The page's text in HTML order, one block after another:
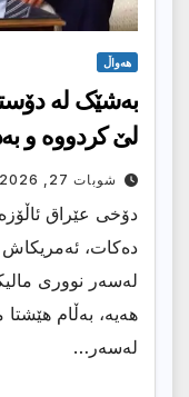
هەواڵ
بەشێک لە
لێ كردووە و
شوبات 27, 2026
دۆخی عێراق ئاڵۆزە
دەكات، ئەمریكاش
لەسەر نووری
هەیە، بەڵام
لەسەر…